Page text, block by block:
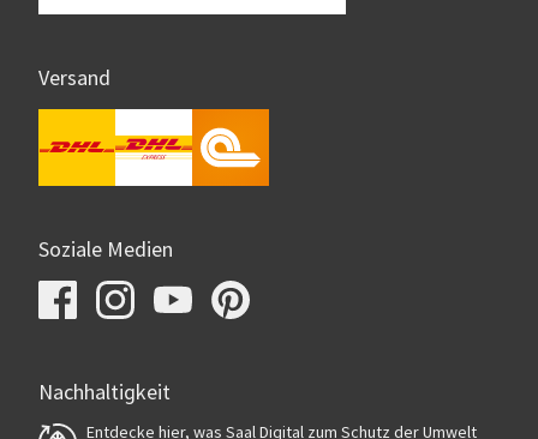
Versand
Soziale Medien
Nachhaltigkeit
Entdecke hier, was Saal Digital zum Schutz der Umwelt